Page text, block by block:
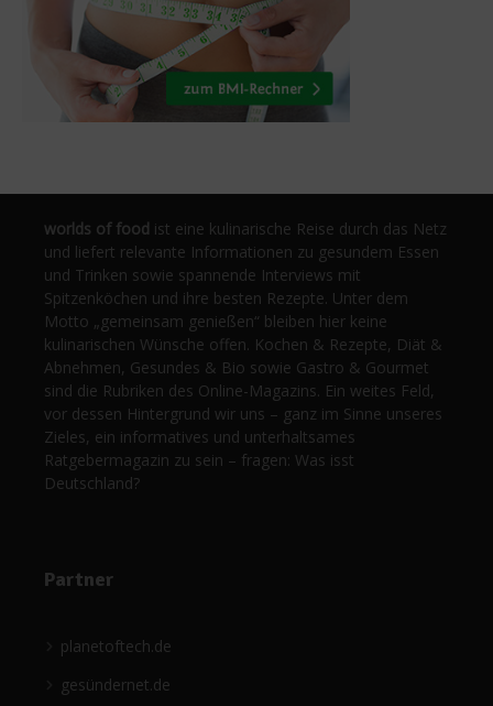
worlds of food ist eine kulinarische Reise durch das Netz
und liefert relevante Informationen zu gesundem Essen
und Trinken sowie spannende Interviews mit
Spitzenköchen und ihre besten Rezepte. Unter dem
Motto „gemeinsam genießen“ bleiben hier keine
kulinarischen Wünsche offen. Kochen & Rezepte, Diät &
Abnehmen, Gesundes & Bio sowie Gastro & Gourmet
sind die Rubriken des Online-Magazins. Ein weites Feld,
vor dessen Hintergrund wir uns – ganz im Sinne unseres
Zieles, ein informatives und unterhaltsames
Ratgebermagazin zu sein – fragen: Was isst
Deutschland?
Partner
planetoftech.de
gesündernet.de